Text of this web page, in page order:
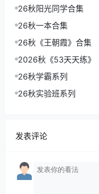
26秋阳光同学合集
26秋一本合集
26秋《王朝霞》合集
2026秋《53天天练》
26秋学霸系列
26秋实验班系列
发表评论